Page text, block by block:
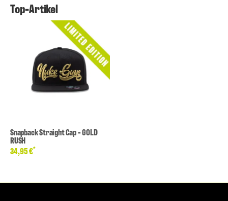
Top-Artikel
Snapback Straight Cap - GOLD
RUSH
34,95 €*